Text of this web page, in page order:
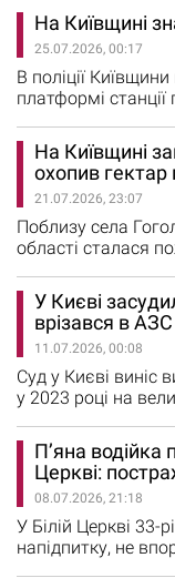
побігла 13-річна
але стрибнула у
м’яча.
на місце події, на
На Київщині
25.07.2026, 00:17
В поліції
платформі
школяр
«розвагами» —
складали
поліцейські з
проводять…
На Київщині
охопив гектар
21.07.2026, 23:07
Поблизу села
області сталася
поширилося на
повідомили в
порятунку
повідомлення про
місце події
У Києві
врізався в АЗС
11.07.2026, 00:08
Суд у Києві виніс
у 2023 році на
міській
визнав винним
2023 року
Броварському
17-річний брат,…
П’яна водійка
Церкві:
08.07.2026, 21:18
У Білій Церкві 33-
напідпитку, не